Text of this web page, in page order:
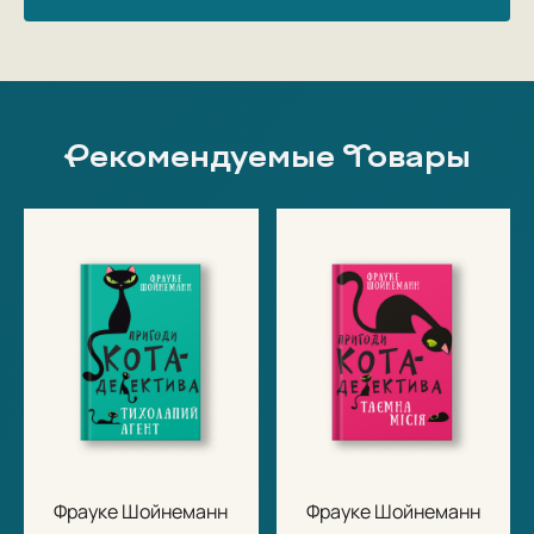
Рекомендуемые Товары
Фрауке Шойнеманн
Фрауке Шойнеманн